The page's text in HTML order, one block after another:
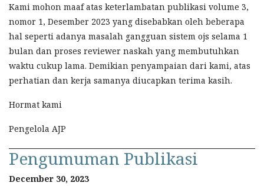
Kami mohon maaf atas keterlambatan publikasi volume 3,
nomor 1, Desember 2023 yang disebabkan oleh beberapa
hal seperti adanya masalah gangguan sistem ojs selama 1
bulan dan proses reviewer naskah yang membutuhkan
waktu cukup lama. Demikian penyampaian dari kami, atas
perhatian dan kerja samanya diucapkan terima kasih.
Hormat kami
Pengelola AJP
Pengumuman Publikasi
December 30, 2023